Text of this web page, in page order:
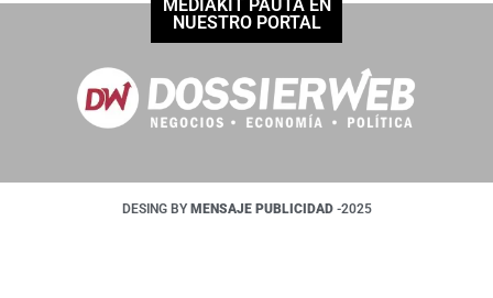
MEDIAKIT PAUTÁ EN
NUESTRO PORTAL
DESING BY MENSAJE PUBLICIDAD -2025